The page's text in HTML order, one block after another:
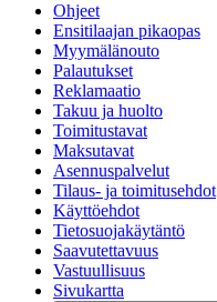
Ohjeet
Ensitilaajan pikaopas
Myymälänouto
Palautukset
Reklamaatio
Takuu ja huolto
Toimitustavat
Maksutavat
Asennuspalvelut
Tilaus- ja toimitusehdot
Käyttöehdot
Tietosuojakäytäntö
Saavutettavuus
Vastuullisuus
Sivukartta